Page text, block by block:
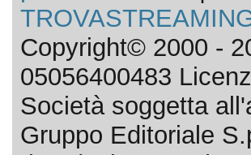
Copyright© 2000 -
05056400483
Società soggetta
Gruppo Editoriale